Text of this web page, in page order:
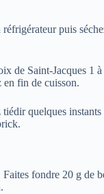
puis
de Saint-Jacques 1
en fin de cuisson.
quelques
fondre 20 g de